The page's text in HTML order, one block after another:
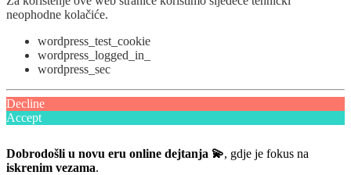
neophodne kolačiće.
wordpress_test_cookie
wordpress_logged_in_
wordpress_sec
Decline
Accept
Dobrodošli u novu eru online dejtanja 💫, gdje je fokus na
iskrenim vezama.